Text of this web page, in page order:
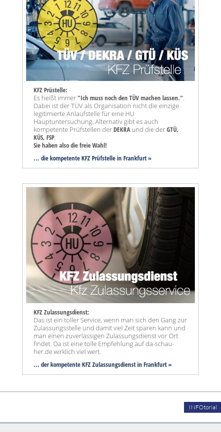
KFZ Prüstelle:
Es heißt immer"Ich muss noch den TÜV machen lassen.".
Dabei ist der TÜV als Organisation nicht die einzige
legitimierte Anlaufstelle für eine HU
Hauptuntersuchung. Alternativ gibt es auch
kompetente Prüfstellen derDEKRA und die derGTÜ,
KÜS, FSP.
Sie haben also die freie Wahl!
... die kompetente KFZ Prüfstelle in Frankfurt »
KFZ Zulassungsdienst:
Das ist ein toller Service, wenn man sich den Gang zur
Zulassungsstelle und damit viel Zeit sparen kann und
man einen zuverlässigen Zulassungsdienst vor Ort
findet. Da ist eine tolle Empfehlung auf da-schau-
her.de wirklich viel wert.
... der kompetente KFZ Zulassungsdienst in Frankfurt »
INFOtorial